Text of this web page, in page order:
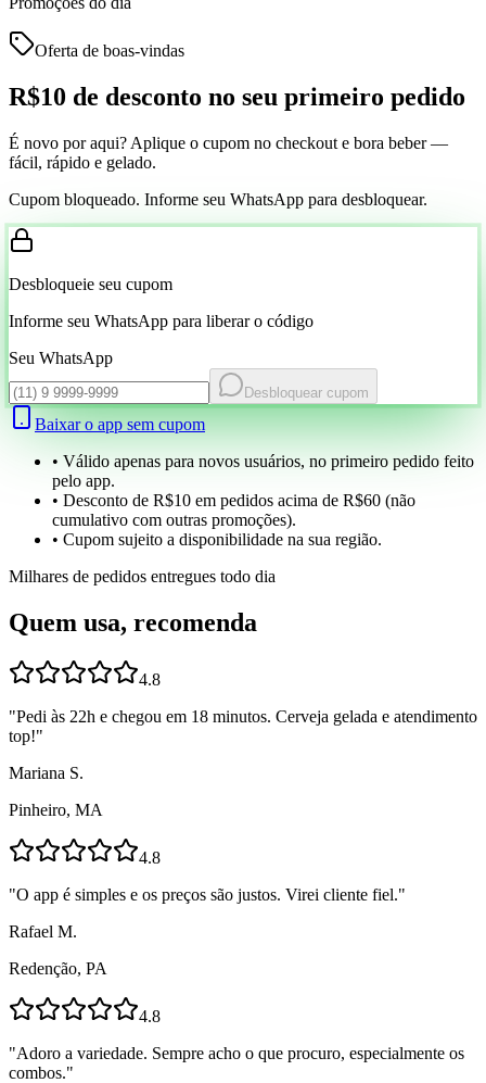
Oferta de boas-vindas
R$10 de desconto no seu primeiro pedido
É novo por aqui? Aplique o cupom no checkout e bora beber —
fácil, rápido e gelado.
Cupom bloqueado. Informe seu WhatsApp para desbloquear.
Desbloqueie seu cupom
Informe seu WhatsApp para liberar o código
Seu WhatsApp
Desbloquear cupom
Baixar o app sem cupom
• Válido apenas para novos usuários, no primeiro pedido feito
pelo app.
• Desconto de R$10 em pedidos acima de R$60 (não
cumulativo com outras promoções).
• Cupom sujeito a disponibilidade na sua região.
Milhares de pedidos entregues todo dia
Quem usa, recomenda
4.8
"Pedi às 22h e chegou em 18 minutos. Cerveja gelada e atendimento
top!"
Mariana S.
Pinheiro, MA
4.8
"O app é simples e os preços são justos. Virei cliente fiel."
Rafael M.
Redenção, PA
4.8
"Adoro a variedade. Sempre acho o que procuro, especialmente os
combos."